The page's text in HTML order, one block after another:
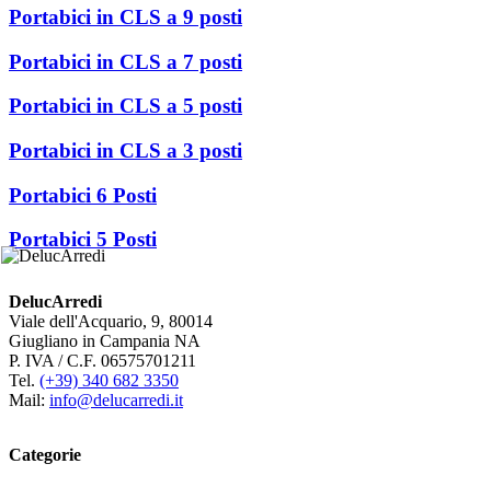
Portabici in CLS a 9 posti
Portabici in CLS a 7 posti
Portabici in CLS a 5 posti
Portabici in CLS a 3 posti
Portabici 6 Posti
Portabici 5 Posti
DelucArredi
Viale dell'Acquario, 9, 80014
Giugliano in Campania NA
P. IVA / C.F. 06575701211
Tel. (+39) 340 682 3350
Mail: info@delucarredi.it
Categorie